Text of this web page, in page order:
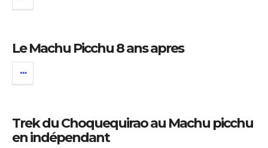
Le Machu Picchu 8 ans apres
Trek du Choquequirao au Machu picchu
en indépendant